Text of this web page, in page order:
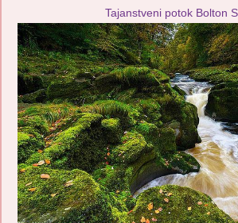
Tajanstveni potok Bolton